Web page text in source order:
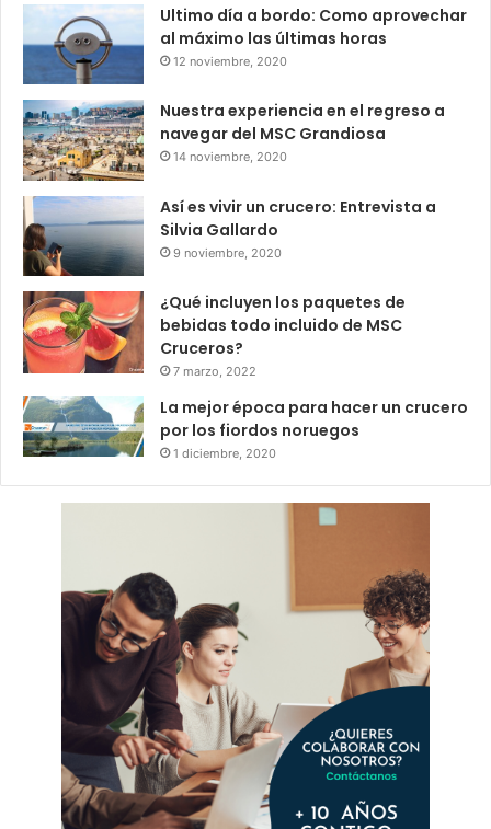
Ultimo día a bordo: Como aprovechar
al máximo las últimas horas
12 noviembre, 2020
Nuestra experiencia en el regreso a
navegar del MSC Grandiosa
14 noviembre, 2020
Así es vivir un crucero: Entrevista a
Silvia Gallardo
9 noviembre, 2020
¿Qué incluyen los paquetes de
bebidas todo incluido de MSC
Cruceros?
7 marzo, 2022
La mejor época para hacer un crucero
por los fiordos noruegos
1 diciembre, 2020